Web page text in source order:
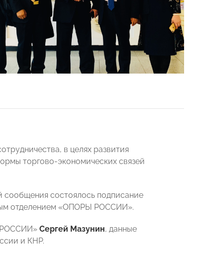
в целях развития
торгово-экономических связей
сообщения состоялось подписание
отделением «ОПОРЫ РОССИИ».
РОССИИ» Сергей Мазунин, данные
и КНР.